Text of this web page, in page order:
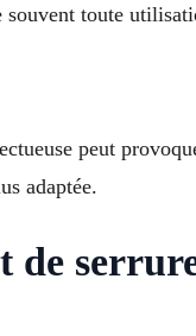
souvent toute
peut
adaptée.
de